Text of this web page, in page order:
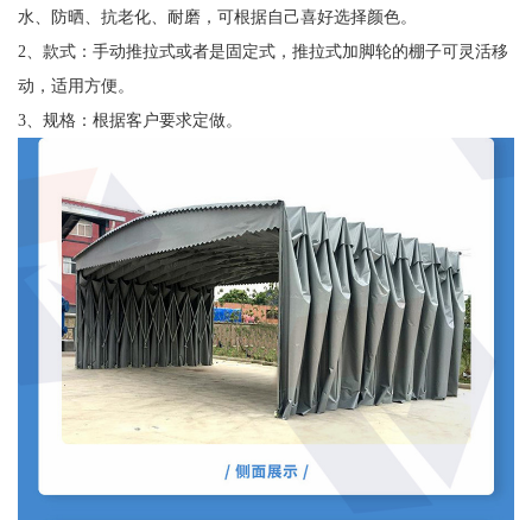
水、防晒、抗老化、耐磨，可根据自己喜好选择颜色。
2、款式：手动推拉式或者是固定式，推拉式加脚轮的棚子可灵活移
动，适用方便。
3、规格：根据客户要求定做。